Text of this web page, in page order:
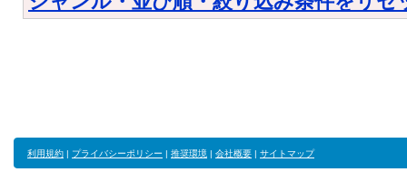
利用規約 | プライバシーポリシー | 推奨環境 | 会社概要 | サイトマップ